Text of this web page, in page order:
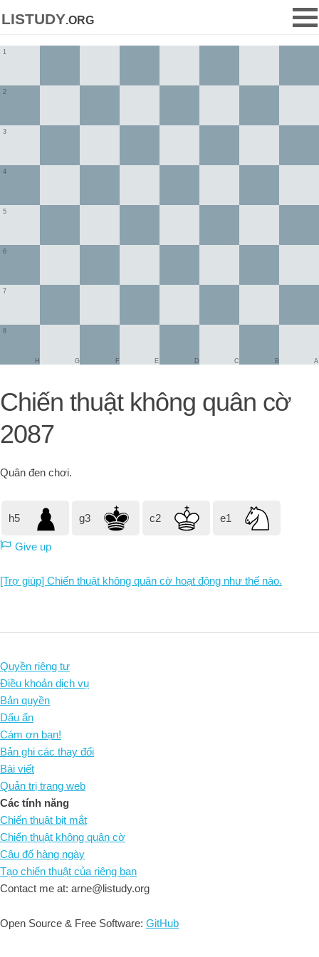
listudy.org
1
2
3
4
5
6
7
8
A
B
C
D
E
F
G
H
Chiến thuật không quân cờ
2087
Quân đen chơi.
h5 g3 c2 e1
Give up
[Trợ giúp] Chiến thuật không quân cờ hoạt động như thế nào.
Quyền riêng tư
Điều khoản dịch vụ
Bản quyền
Dấu ấn
Cám ơn bạn!
Bản ghi các thay đổi
Bài viết
Quản trị trang web
Các tính năng
Chiến thuật bịt mắt
Chiến thuật không quân cờ
Câu đố hàng ngày
Tạo chiến thuật của riêng bạn
Contact me at: arne@listudy.org
Open Source & Free Software: GitHub